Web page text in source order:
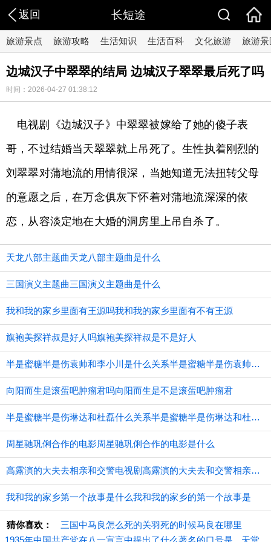
返回 长短途
旅游景点 旅游攻略 生活知识 生活百科 文化旅游 旅游景
边城汉子中翠翠的结局 边城汉子翠翠最后死了吗
时间：2026-04-27 01:38:12
电视剧《边城汉子》中翠翠被嫁给了她的傻子表
哥，不过结婚当天翠翠就上吊死了。生性执着刚烈的
刘翠翠对蒲地流的用情很深，当她知道无法扭转父母
的意愿之后，在万念俱灰下怀着对蒲地流深深的依
恋，从容淡定地在大婚的洞房里上吊自杀了。
天龙八部主题曲天龙八部主题曲是什么
三国演义主题曲三国演义主题曲是什么
我和我的家乡里面有王源吗我和我的家乡里面有不有王源
旗袍美探祥叔是好人吗旗袍美探祥叔是不是好人
半是蜜糖半是伤袁帅和李小川是什么关系半是蜜糖半是伤袁帅和李小川的关系
向阳而生是滚蛋吧肿瘤君吗向阳而生是不是滚蛋吧肿瘤君
半是蜜糖半是伤琳达和杜磊什么关系半是蜜糖半是伤琳达和杜磊的关系
周星驰巩俐合作的电影周星驰巩俐合作的电影是什么
高露演的大夫去相亲和交警电视剧高露演的大夫去和交警相亲的电视剧
我和我的家乡第一个故事是什么我和我的家乡的第一个故事是
猜你喜欢：
三国中马良怎么死的关羽死的时候马良在哪里
1935年中国共产党在八一宣言中提出了什么著名的口号是
天堂